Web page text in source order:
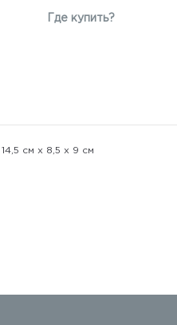
Где купить?
см х 8,5 х 9 см